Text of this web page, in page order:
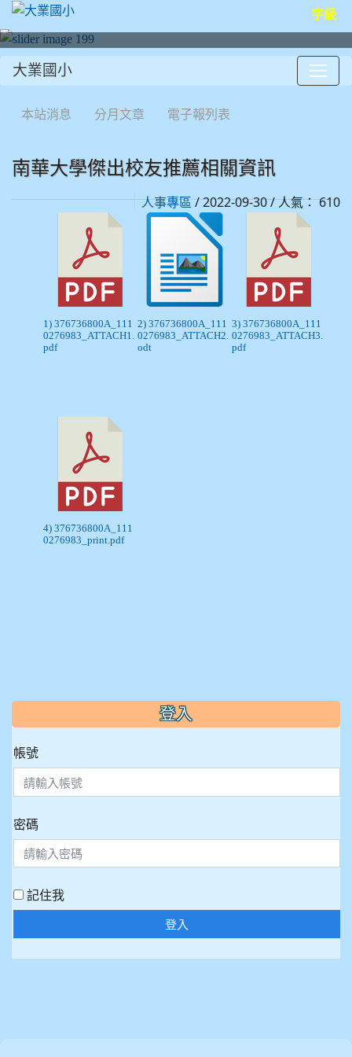
字級
大業國小
本站消息 分月文章 電子報列表
南華大學傑出校友推薦相關資訊
人事專區/ 2022-09-30 / 人氣： 610
1) 376736800A_111
0276983_ATTACH1.
pdf
2) 376736800A_111
0276983_ATTACH2.
odt
3) 376736800A_111
0276983_ATTACH3.
pdf
4) 376736800A_111
0276983_print.pdf
::: 登入
帳號
密碼
記住我
登入